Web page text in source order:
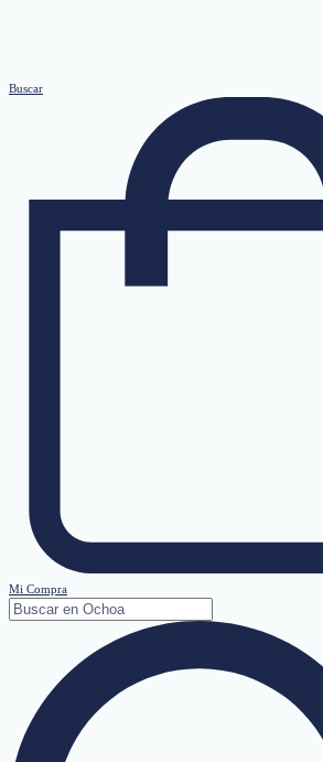
Buscar
Mi Compra